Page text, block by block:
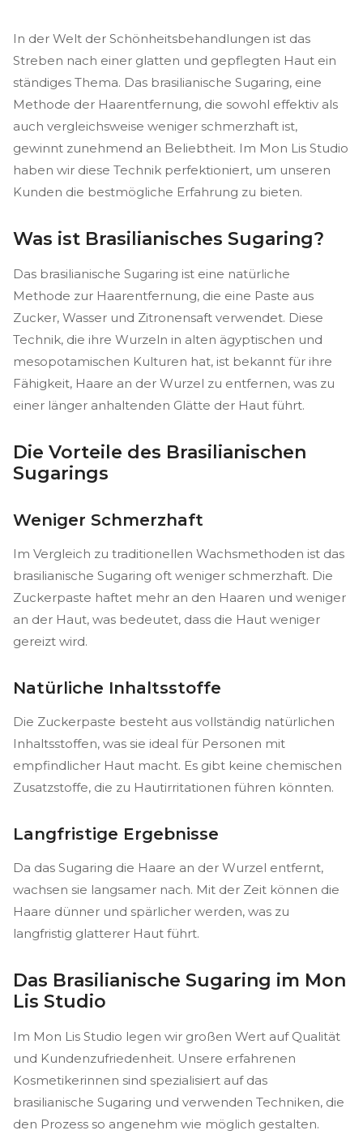
In der Welt der Schönheitsbehandlungen ist das
Streben nach einer glatten und gepflegten Haut ein
ständiges Thema. Das brasilianische Sugaring, eine
Methode der Haarentfernung, die sowohl effektiv als
auch vergleichsweise weniger schmerzhaft ist,
gewinnt zunehmend an Beliebtheit. Im Mon Lis Studio
haben wir diese Technik perfektioniert, um unseren
Kunden die bestmögliche Erfahrung zu bieten.
Was ist Brasilianisches Sugaring?
Das brasilianische Sugaring ist eine natürliche
Methode zur Haarentfernung, die eine Paste aus
Zucker, Wasser und Zitronensaft verwendet. Diese
Technik, die ihre Wurzeln in alten ägyptischen und
mesopotamischen Kulturen hat, ist bekannt für ihre
Fähigkeit, Haare an der Wurzel zu entfernen, was zu
einer länger anhaltenden Glätte der Haut führt.
Die Vorteile des Brasilianischen
Sugarings
Weniger Schmerzhaft
Im Vergleich zu traditionellen Wachsmethoden ist das
brasilianische Sugaring oft weniger schmerzhaft. Die
Zuckerpaste haftet mehr an den Haaren und weniger
an der Haut, was bedeutet, dass die Haut weniger
gereizt wird.
Natürliche Inhaltsstoffe
Die Zuckerpaste besteht aus vollständig natürlichen
Inhaltsstoffen, was sie ideal für Personen mit
empfindlicher Haut macht. Es gibt keine chemischen
Zusatzstoffe, die zu Hautirritationen führen könnten.
Langfristige Ergebnisse
Da das Sugaring die Haare an der Wurzel entfernt,
wachsen sie langsamer nach. Mit der Zeit können die
Haare dünner und spärlicher werden, was zu
langfristig glatterer Haut führt.
Das Brasilianische Sugaring im Mon
Lis Studio
Im Mon Lis Studio legen wir großen Wert auf Qualität
und Kundenzufriedenheit. Unsere erfahrenen
Kosmetikerinnen sind spezialisiert auf das
brasilianische Sugaring und verwenden Techniken, die
den Prozess so angenehm wie möglich gestalten.